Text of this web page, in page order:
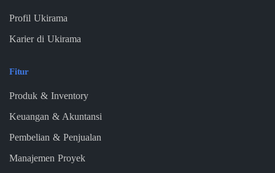
Profil Ukirama
Karier di Ukirama
Fitur
Produk & Inventory
Keuangan & Akuntansi
Pembelian & Penjualan
Manajemen Proyek